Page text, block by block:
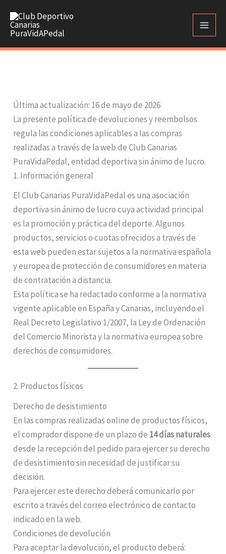
contenido
Última actualización: 16 de mayo de 2026
La presente política de devoluciones y reembolsos
regula las condiciones aplicables a las compras
realizadas a través de la web de Club Canarias
PuraVidaPedal, entidad deportiva sin ánimo de lucro.
1. Información general
El Club Canarias PuraVidaPedal es una asociación
deportiva sin ánimo de lucro cuya actividad principal
es la promoción y práctica del deporte. Algunos
productos, servicios o cuotas ofrecidos a través de
esta web pueden estar sujetos a la normativa española
y europea de protección de consumidores en materia
de contratación a distancia.
Esta política se ha redactado conforme a la normativa
vigente aplicable en España y Canarias, incluyendo el
Real Decreto Legislativo 1/2007, la Ley de Ordenación
del Comercio Minorista y la normativa europea sobre
derechos de consumidores.
2. Productos físicos
Derecho de desistimiento
En las compras realizadas online de productos físicos,
el comprador dispone de un plazo de 14 días naturales
desde la recepción del pedido para ejercer su derecho
de desistimiento sin necesidad de justificar su
decisión.
Para ejercer este derecho deberá comunicarlo por
escrito a través del correo electrónico de contacto
indicado en la web.
Condiciones de devolución
Para aceptar la devolución, el producto deberá: